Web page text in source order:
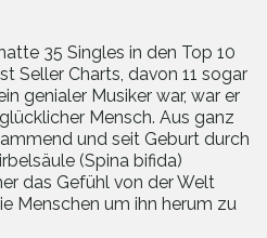
35 Singles in den Top 10
Seller Charts, davon 11 sogar
genialer Musiker war, war er
Mensch. Aus ganz
und seit Geburt durch
(Spina bifida)
das Gefühl von der Welt
Menschen um ihn herum zu